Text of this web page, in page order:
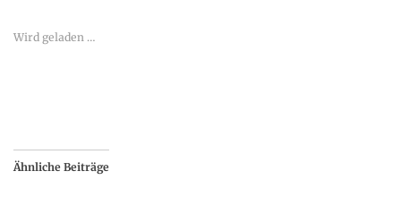
Wird geladen …
Ähnliche Beiträge